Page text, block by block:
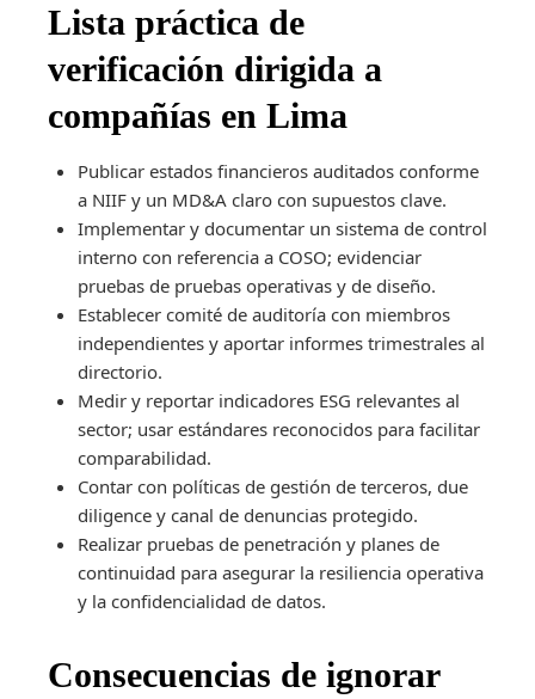
Lista práctica de
verificación dirigida a
compañías en Lima
Publicar estados financieros auditados conforme
a NIIF y un MD&A claro con supuestos clave.
Implementar y documentar un sistema de control
interno con referencia a COSO; evidenciar
pruebas de pruebas operativas y de diseño.
Establecer comité de auditoría con miembros
independientes y aportar informes trimestrales al
directorio.
Medir y reportar indicadores ESG relevantes al
sector; usar estándares reconocidos para facilitar
comparabilidad.
Contar con políticas de gestión de terceros, due
diligence y canal de denuncias protegido.
Realizar pruebas de penetración y planes de
continuidad para asegurar la resiliencia operativa
y la confidencialidad de datos.
Consecuencias de ignorar